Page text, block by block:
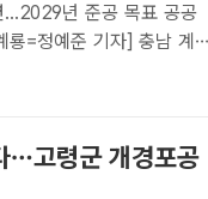
년 준공 목표 공공
룡=정예준 기자] 충남 계
모 당선작을 최종 선정
…고령군 개경포공